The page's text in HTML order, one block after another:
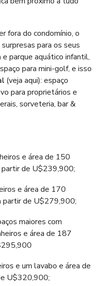
fora do condomínio, o
para os seus
parque aquático infantil,
para mini-golf, e isso
(veja aqui): espaço
para proprietários e
sorveteria, bar &
e área de 150
partir de U$239,900;
e área de 170
partir de U$279,900;
maiores com
e área de 187
e um lavabo e área de
U$320,900;